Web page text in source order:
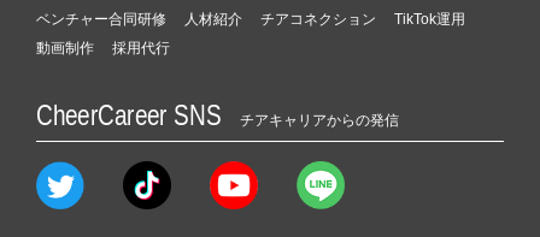
ベンチャー合同研修
人材紹介 チアコネクション
TikTok運用
動画制作
採用代行
CheerCareer SNS チアキャリアからの発信